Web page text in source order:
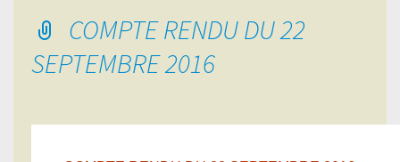
COMPTE RENDU DU 22
SEPTEMBRE 2016